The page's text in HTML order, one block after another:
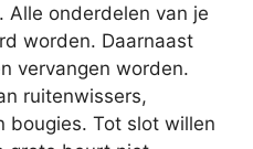
Alle onderdelen van je
worden. Daarnaast
vervangen worden.
ruitenwissers,
bougies. Tot slot willen